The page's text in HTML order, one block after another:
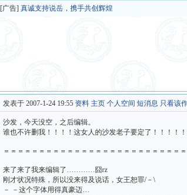
[广告] 真诚支持说岳，携手共创辉煌
发表于 2007-1-24 19:55 资料 主页 个人空间 短消息 只看该
沙发，今天没空，之后编辑。
谁也不许删我！！！！这女人的沙发老子要定了！！！！
＝＝＝＝＝＝＝＝＝＝＝＝＝＝＝＝＝＝＝＝＝＝＝＝＝
来了来了我来编辑了…………囧rz
刚才状况特殊，所以没来得及说话，女王恕罪/－\
－ －这个字体用得真豪迈…